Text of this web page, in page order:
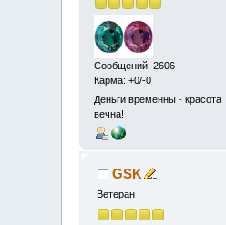
Сообщений: 2606
Карма: +0/-0
Деньги временны - красота
вечна!
GSK
Ветеран